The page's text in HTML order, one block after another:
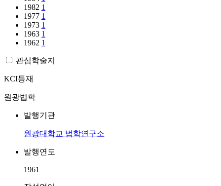
1982 1
1977 1
1973 1
1963 1
1962 1
관심학술지
KCI등재
원광법학
발행기관
원광대학교 법학연구소
발행연도
1961